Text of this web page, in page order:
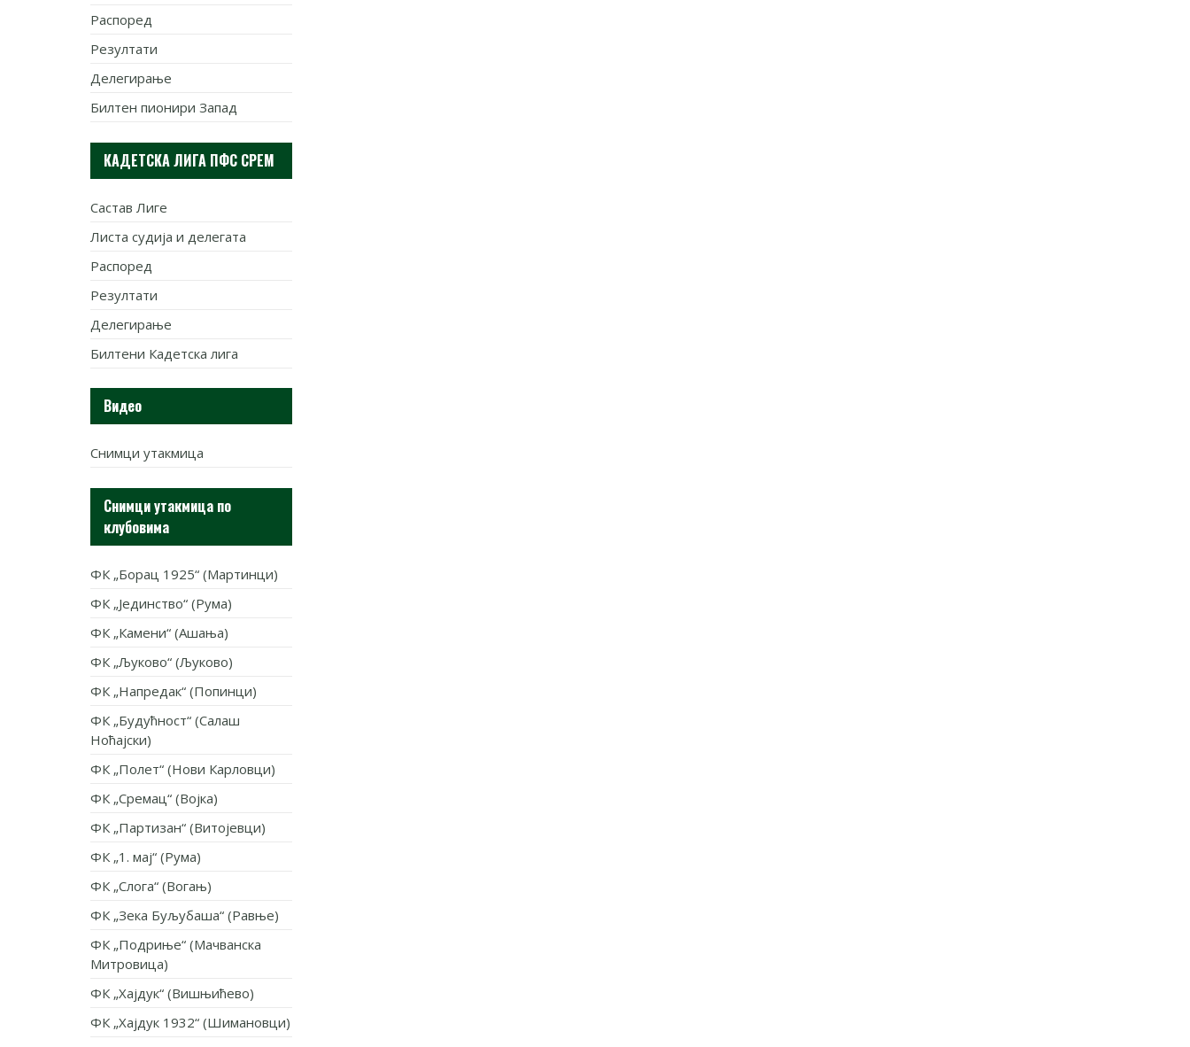
Распоред
Резултати
Делегирање
Билтен пионири Запад
КАДЕТСКА ЛИГА ПФС СРЕМ
Састав Лиге
Листа судија и делегата
Распоред
Резултати
Делегирање
Билтени Кадетска лига
Видео
Снимци утакмица
Снимци утакмица по
клубовима
ФК „Борац 1925“ (Мартинци)
ФК „Јединство“ (Рума)
ФК „Камени“ (Ашања)
ФК „Љуково“ (Љуково)
ФК „Напредак“ (Попинци)
ФК „Будућност“ (Салаш
Ноћајски)
ФК „Полет“ (Нови Карловци)
ФК „Сремац“ (Војка)
ФК „Партизан“ (Витојевци)
ФК „1. мај“ (Рума)
ФК „Слога“ (Вогањ)
ФК „Зека Буљубаша“ (Равње)
ФК „Подриње“ (Мачванска
Митровица)
ФК „Хајдук“ (Вишњићево)
ФК „Хајдук 1932“ (Шимановци)